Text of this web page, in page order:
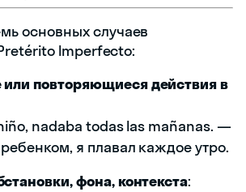
основных случаев
Imperfecto:
или повторяющиеся действия в
nadaba todas las mañanas. —
я плавал каждое утро.
фона, контекста: